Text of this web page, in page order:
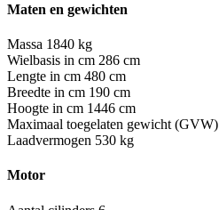
Maten en gewichten
Massa 1840 kg
Wielbasis in cm 286 cm
Lengte in cm 480 cm
Breedte in cm 190 cm
Hoogte in cm 1446 cm
Maximaal toegelaten gewicht (GVW)
Laadvermogen 530 kg
Motor